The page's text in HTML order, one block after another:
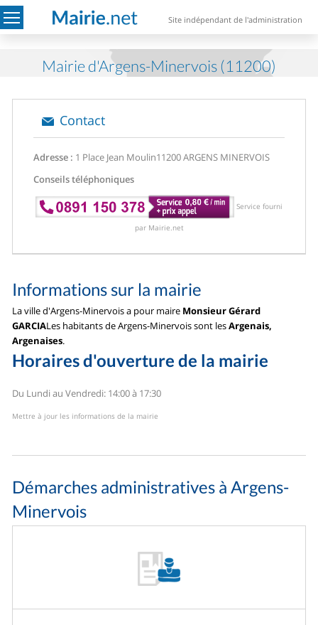
Site indépendant de l'administration
Mairie d'Argens-Minervois (11200)
Contact
Adresse : 1 Place Jean Moulin11200 ARGENS MINERVOIS
Conseils téléphoniques
Service fourni
par Mairie.net
Informations sur la mairie
La ville d'Argens-Minervois a pour maire Monsieur Gérard
GARCIALes habitants de Argens-Minervois sont lesArgenais,
Argenaises.
Horaires d'ouverture de la mairie
Du Lundi au Vendredi: 14:00 à 17:30
Mettre à jour les informations de la mairie
Démarches administratives à Argens-
Minervois